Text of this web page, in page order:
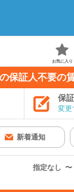
お気に入り
保証人不要の
保
変更
新着通知
指定なし 〜